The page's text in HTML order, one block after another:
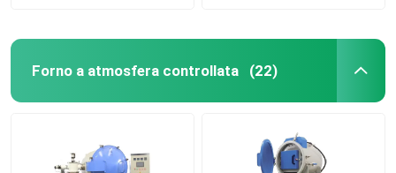
Forno a atmosfera controllata (22)